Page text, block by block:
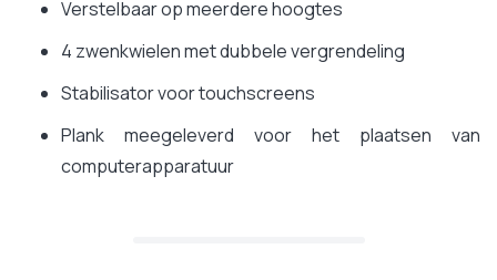
Verstelbaar op meerdere hoogtes
4 zwenkwielen met dubbele vergrendeling
Stabilisator voor touchscreens
Plank meegeleverd voor het plaatsen van
computerapparatuur